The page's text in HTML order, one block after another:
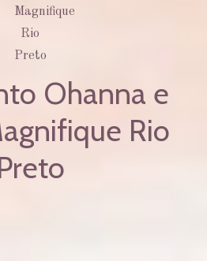
Ohanna e
Rio